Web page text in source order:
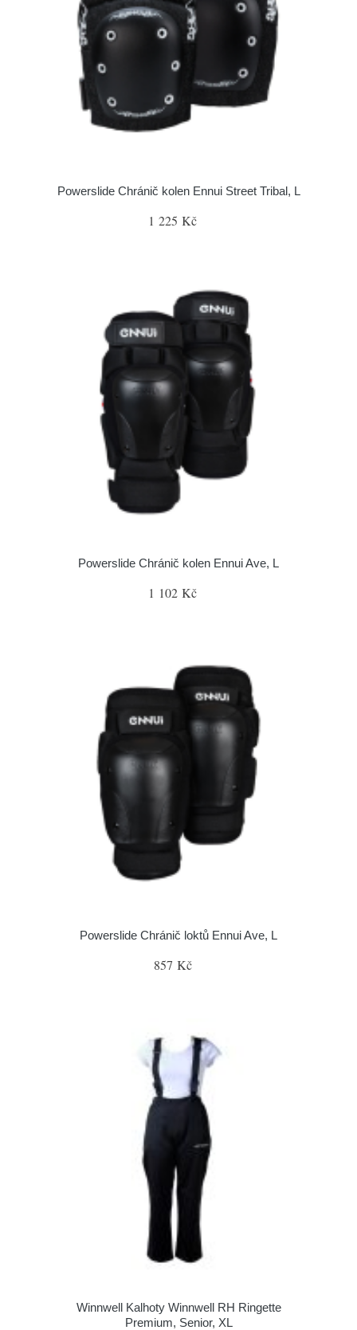
Powerslide Chránič kolen Ennui Street Tribal, L
1 225 Kč
Powerslide Chránič kolen Ennui Ave, L
1 102 Kč
Powerslide Chránič loktů Ennui Ave, L
857 Kč
Winnwell Kalhoty Winnwell RH Ringette
Premium, Senior, XL